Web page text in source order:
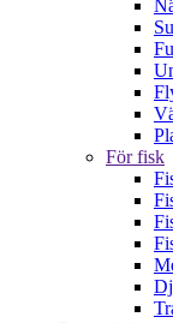
För fisk